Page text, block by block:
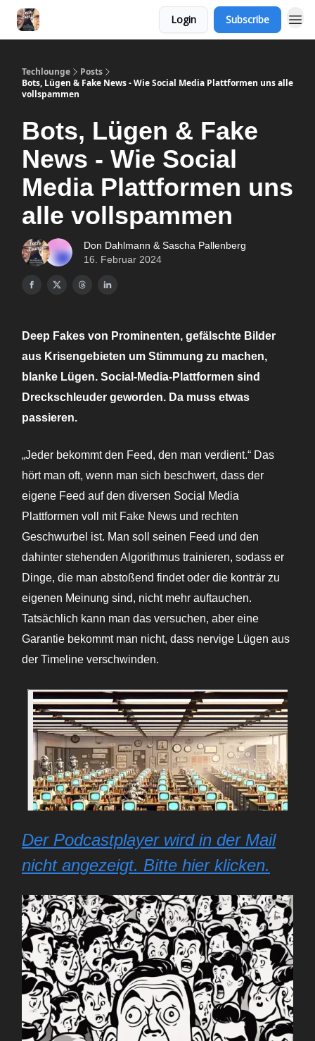
Login Subscribe
Techlounge
Posts
Bots, Lügen & Fake News - Wie Social Media Plattformen uns alle
vollspammen
Bots, Lügen & Fake
News - Wie Social
Media Plattformen uns
alle vollspammen
Don Dahlmann & Sascha Pallenberg
16. Februar 2024
Deep Fakes von Prominenten, gefälschte Bilder
aus Krisengebieten um Stimmung zu machen,
blanke Lügen. Social-Media-Plattformen sind
Dreckschleuder geworden. Da muss etwas
passieren.
„Jeder bekommt den Feed, den man verdient.“ Das
hört man oft, wenn man sich beschwert, dass der
eigene Feed auf den diversen Social Media
Plattformen voll mit Fake News und rechten
Geschwurbel ist. Man soll seinen Feed und den
dahinter stehenden Algorithmus trainieren, sodass er
Dinge, die man abstoßend findet oder die konträr zu
eigenen Meinung sind, nicht mehr auftauchen.
Tatsächlich kann man das versuchen, aber eine
Garantie bekommt man nicht, dass nervige Lügen aus
der Timeline verschwinden.
Der Podcastplayer wird in der Mail
nicht angezeigt. Bitte hier klicken.